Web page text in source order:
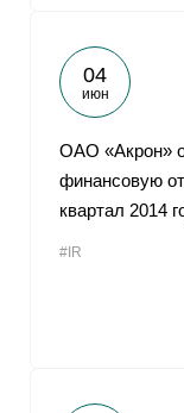
04
июн
ОАО «Акрон»
финансовую
квартал 2014
#IR